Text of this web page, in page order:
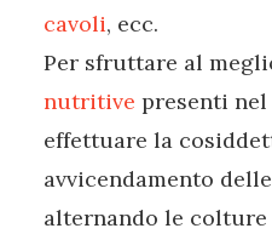
cavoli, ecc.
Per sfruttare al
nutritive presenti nel
effettuare la
avvicendamento
alternando le colture